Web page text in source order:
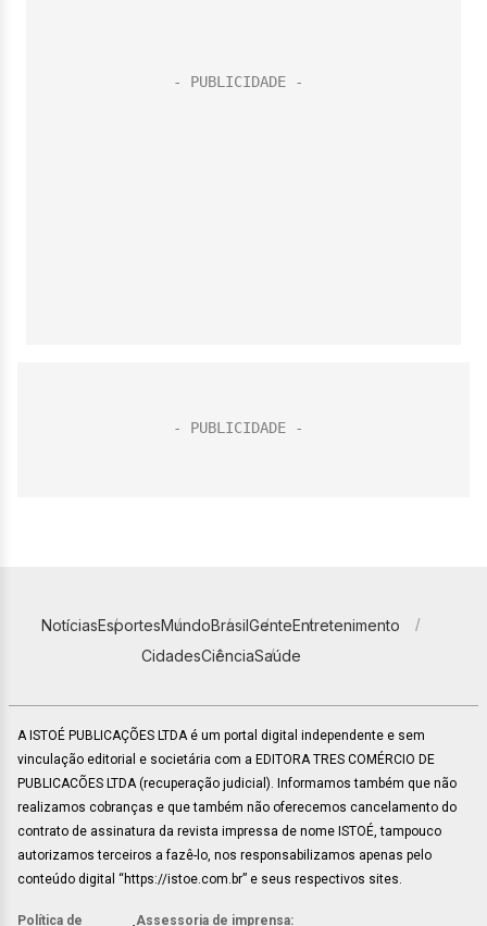
NotíciasEsportesMundoBrasilGenteEntretenimento
CidadesCiênciaSaúde
A ISTOÉ PUBLICAÇÕES LTDA é um portal digital independente e sem
vinculação editorial e societária com a EDITORA TRES COMÉRCIO DE
PUBLICACÕES LTDA (recuperação judicial). Informamos também que não
realizamos cobranças e que também não oferecemos cancelamento do
contrato de assinatura da revista impressa de nome ISTOÉ, tampouco
autorizamos terceiros a fazê-lo, nos responsabilizamos apenas pelo
conteúdo digital “https://istoe.com.br” e seus respectivos sites.
Política de Assessoria de imprensa: